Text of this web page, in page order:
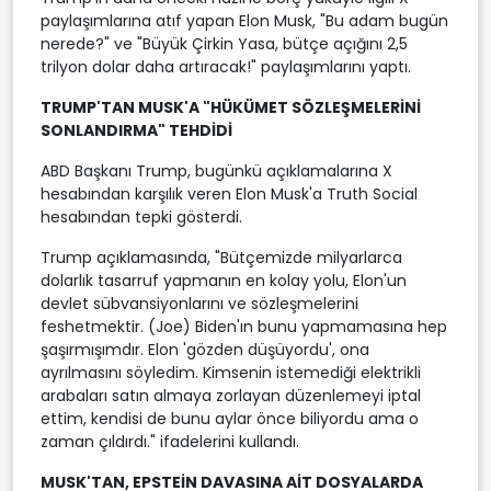
paylaşımlarına atıf yapan Elon Musk, "Bu adam bugün
nerede?" ve "Büyük Çirkin Yasa, bütçe açığını 2,5
trilyon dolar daha artıracak!" paylaşımlarını yaptı.
TRUMP'TAN MUSK'A "HÜKÜMET SÖZLEŞMELERİNİ
SONLANDIRMA" TEHDİDİ
ABD Başkanı Trump, bugünkü açıklamalarına X
hesabından karşılık veren Elon Musk'a Truth Social
hesabından tepki gösterdi.
Trump açıklamasında, "Bütçemizde milyarlarca
dolarlık tasarruf yapmanın en kolay yolu, Elon'un
devlet sübvansiyonlarını ve sözleşmelerini
feshetmektir. (Joe) Biden'ın bunu yapmamasına hep
şaşırmışımdır. Elon 'gözden düşüyordu', ona
ayrılmasını söyledim. Kimsenin istemediği elektrikli
arabaları satın almaya zorlayan düzenlemeyi iptal
ettim, kendisi de bunu aylar önce biliyordu ama o
zaman çıldırdı." ifadelerini kullandı.
MUSK'TAN, EPSTEİN DAVASINA AİT DOSYALARDA